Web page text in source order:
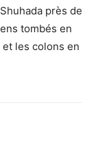
près de
tombés en
les colons en